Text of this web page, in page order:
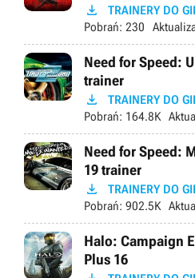
 TRAINERY DO
Pobrań: 230
Need for Speed:
trainer
 TRAINERY DO
Pobrań: 164.8K
Need for Speed:
19 trainer
 TRAINERY DO
Pobrań: 902.5K
Halo: Campaign
Plus 16